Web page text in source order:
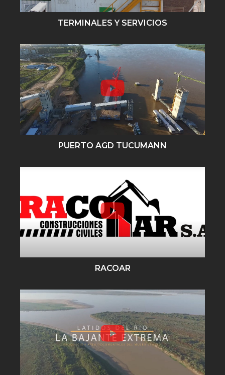
TERMINALES Y SERVICIOS
PUERTO AGD TUCUMANN
RACOAR